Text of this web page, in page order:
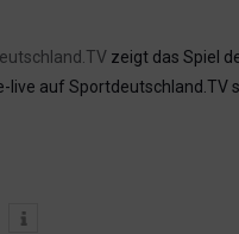
zeigt das Spiel
auf